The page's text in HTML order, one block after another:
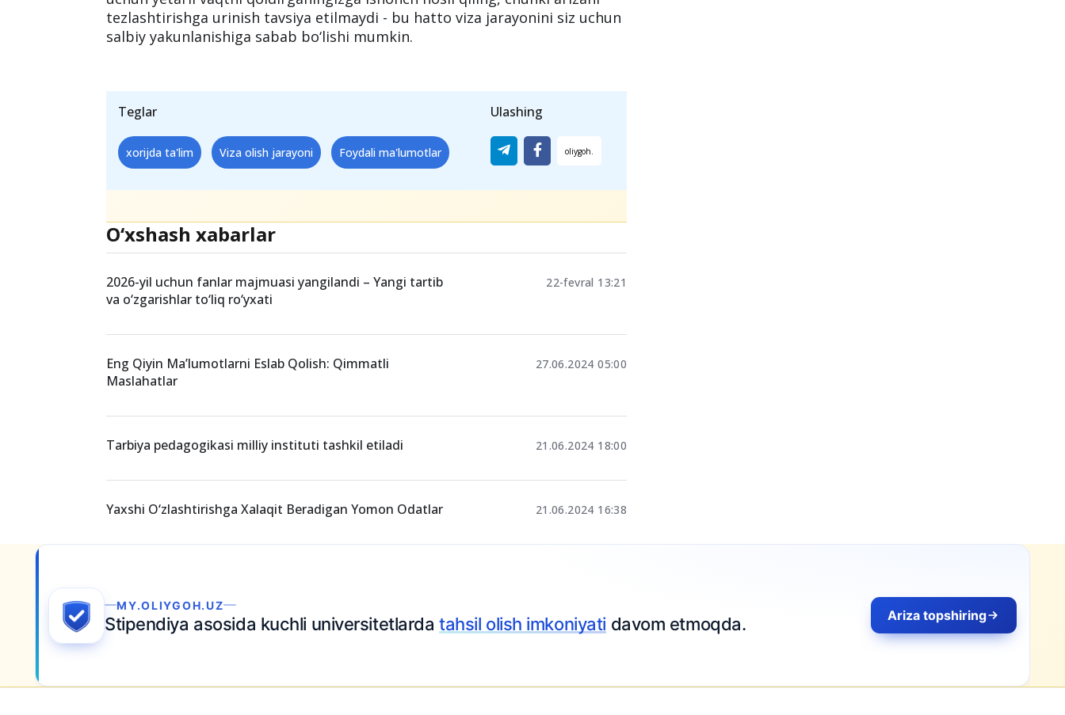
Viza olish uchun qancha vaqt ketadi?
uchun yetarli vaqtni qoldirganingizga ishonch hosil qiling, chunki arizani
tezlashtirishga urinish tavsiya etilmaydi - bu hatto viza jarayonini siz uchun
salbiy yakunlanishiga sabab bo‘lishi mumkin.
Teglar Ulashing
va o‘zgarishlar to‘liq ro‘yxati
Eng Qiyin Ma’lumotlarni Eslab Qolish: Qimmatli
27.06.2024 05:00
Yaxshi O‘zlashtirishga Xalaqit Beradigan Yomon Odatlar 21.06.2024 16:38